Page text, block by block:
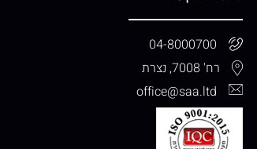
04-8000700
רח' 7008, נצרת
office@saa.ltd